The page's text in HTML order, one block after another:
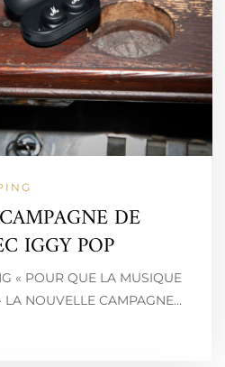
DE
IGGY POP
« POUR QUE LA MUSIQUE
LA NOUVELLE CAMPAGNE…